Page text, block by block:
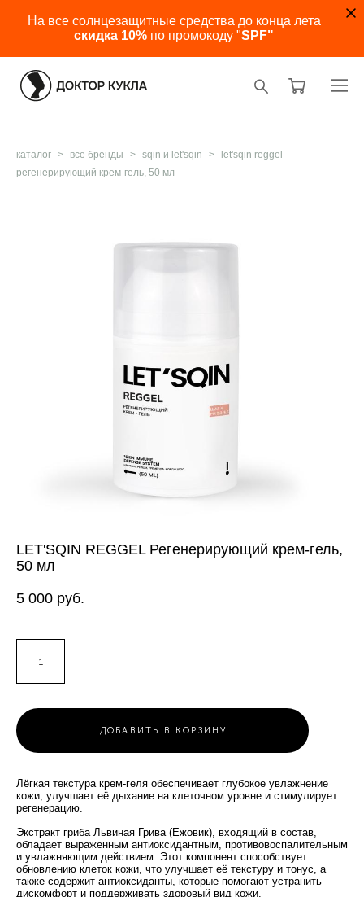
На все солнцезащитные средства до конца лета
скидка 10% по промокоду "SPF"
каталог > все бренды > sqin и let'sqin >
let'sqin reggel
регенерирующий крем-гель, 50 мл
LET'SQIN REGGEL Регенерирующий крем-гель,
50 мл
5 000 pуб.
ДОБАВИТЬ В КОРЗИНУ
Лёгкая текстура крем-геля обеспечивает глубокое увлажнение
кожи, улучшает её дыхание на клеточном уровне и стимулирует
регенерацию.
Экстракт гриба Львиная Грива (Ежовик), входящий в состав,
обладает выраженным антиоксидантным, противовоспалительным
и увлажняющим действием. Этот компонент способствует
обновлению клеток кожи, что улучшает её текстуру и тонус, а
также содержит антиоксиданты, которые помогают устранить
дискомфорт и поддерживать здоровый вид кожи.